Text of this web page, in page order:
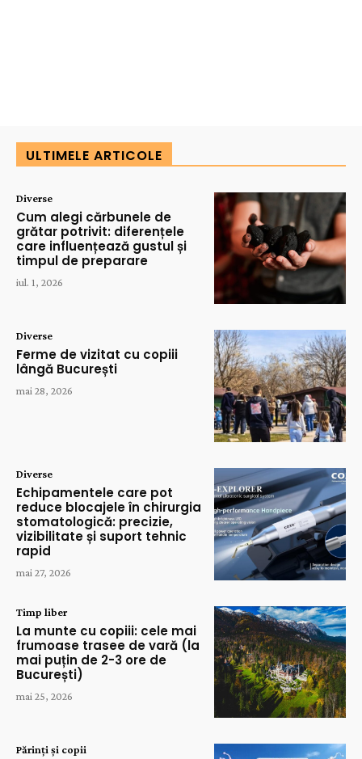
ULTIMELE ARTICOLE
Diverse
Cum alegi cărbunele de
grătar potrivit: diferențele
care influențează gustul și
timpul de preparare
iul. 1, 2026
Diverse
Ferme de vizitat cu copiii
lângă București
mai 28, 2026
Diverse
Echipamentele care pot
reduce blocajele în chirurgia
stomatologică: precizie,
vizibilitate și suport tehnic
rapid
mai 27, 2026
Timp liber
La munte cu copiii: cele mai
frumoase trasee de vară (la
mai puțin de 2-3 ore de
București)
mai 25, 2026
Părinți și copii